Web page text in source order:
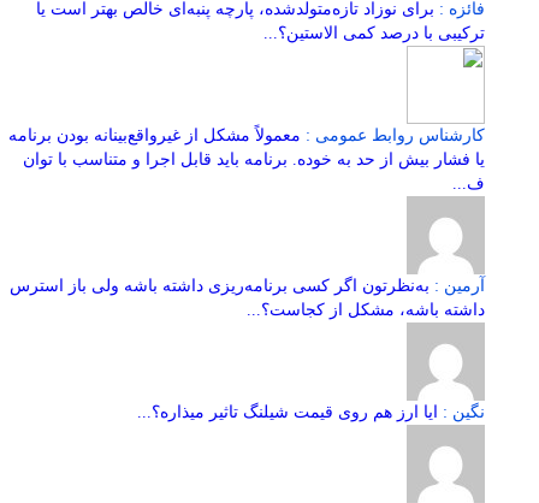
فائزه : برای نوزاد تازه‌متولدشده، پارچه پنبه‌ای خالص بهتر است یا
ترکیبی با درصد کمی الاستین؟...
کارشناس روابط عمومی : معمولاً مشکل از غیرواقع‌بینانه بودن برنامه
یا فشار بیش از حد به خوده. برنامه باید قابل اجرا و متناسب با توان
ف...
آرمین : به‌نظرتون اگر کسی برنامه‌ریزی داشته باشه ولی باز استرس
داشته باشه، مشکل از کجاست؟...
نگین : ایا ارز هم روی قیمت شیلنگ تاثیر میذاره؟...